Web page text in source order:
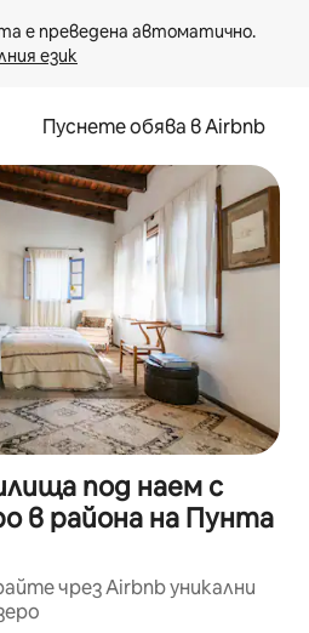
език
Пуснете обява в Airbnb
под наем с
в района на Пунта
чрез Airbnb уникални